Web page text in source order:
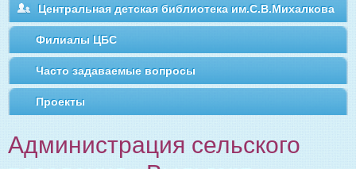
Центральная детская библиотека им.С.В.Михалкова
Филиалы ЦБС
Часто задаваемые вопросы
Проекты
Администрация сельского